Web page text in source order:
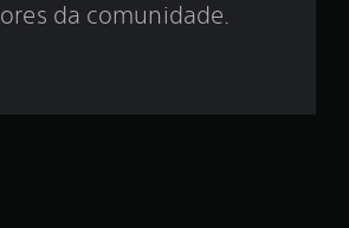
s
da comunidade.